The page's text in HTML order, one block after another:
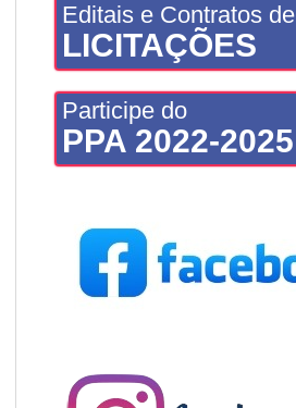
Editais e Contratos de
LICITAÇÕES
Participe do
PPA 2022-2025